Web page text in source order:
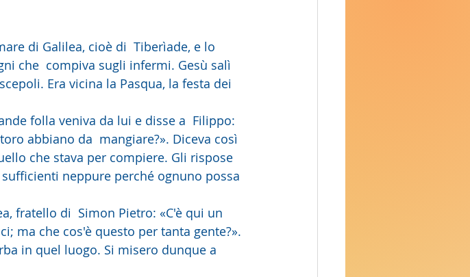
di Galilea, cioè di  Tiberìade, e lo
che  compiva sugli infermi. Gesù salì
Era vicina la Pasqua, la festa dei
abbiano da  mangiare?». Diceva così
che stava per compiere. Gli rispose
neppure perché ognuno possa
ma che cos'è questo per tanta gente?».
in quel luogo. Si misero dunque a